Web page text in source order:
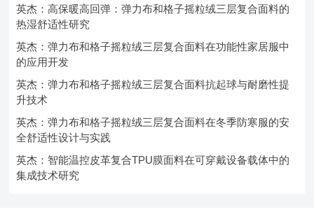
英杰：高保暖高回弹：弹力布和格子摇粒绒三层复合面料的
热湿舒适性研究
英杰：弹力布和格子摇粒绒三层复合面料在功能性家居服中
的应用开发
英杰：弹力布和格子摇粒绒三层复合面料抗起球与耐磨性提
升技术
英杰：弹力布和格子摇粒绒三层复合面料在冬季防寒服的安
全舒适性设计与实践
英杰：智能温控皮革复合TPU膜面料在可穿戴设备载体中的
集成技术研究